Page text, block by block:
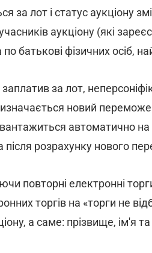
за лот і статус аукціону
аукціону (які
батькові фізичних осіб,
за лот,
новий
автоматично на
після розрахунку нового
повторні електронні
торгів на «торги не
а саме: прізвище, ім'я